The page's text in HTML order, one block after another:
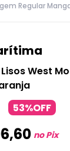
Regular
West
53%OFF
,60 no Pix